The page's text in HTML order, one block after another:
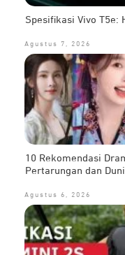
Spesifikasi Vivo T5e:
Agustus 7, 2026
10 Rekomendasi
Pertarungan dan
Agustus 6, 2026